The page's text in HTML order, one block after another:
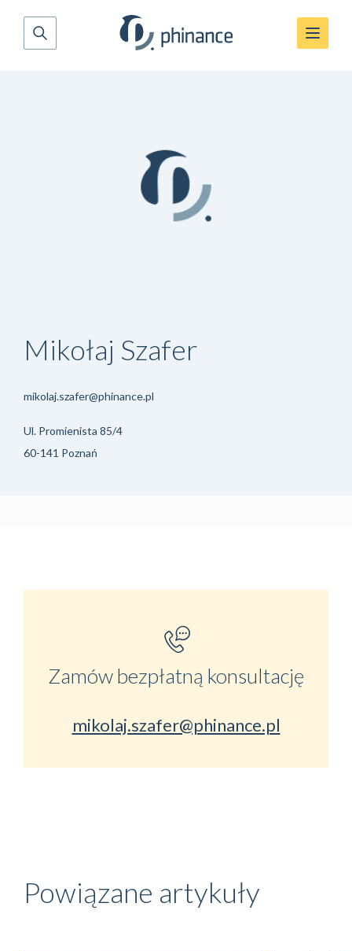
Mikołaj Szafer
mikolaj.szafer@phinance.pl
Ul. Promienista 85/4
60-141 Poznań
Zamów bezpłatną konsultację
mikolaj.szafer@phinance.pl
Powiązane artykuły